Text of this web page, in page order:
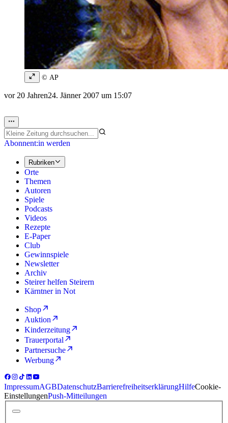
© AP
vor 20 Jahren24. Jänner 2007 um 15:07
Abonnent:in werden
Rubriken
Orte
Themen
Autoren
Spiele
Podcasts
Videos
Rezepte
E-Paper
Club
Gewinnspiele
Newsletter
Archiv
Steirer helfen Steirern
Kärntner in Not
Shop
Auktion
Kinderzeitung
Trauerportal
Partnersuche
Werbung
ImpressumAGBDatenschutzBarrierefreiheitserklärungHilfeCookie-
EinstellungenPush-Mitteilungen